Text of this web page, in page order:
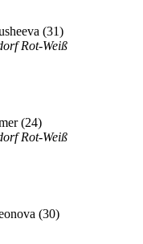
(31)
Rot-Weiß
(24)
Rot-Weiß
(30)